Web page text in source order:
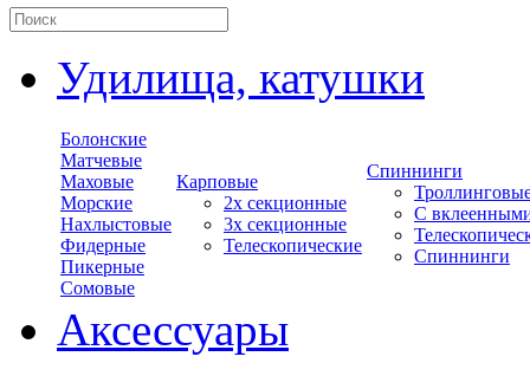
Удилища, катушки
Болонские
Матчевые
Маховые
Морские
Нахлыстовые
Фидерные
Пикерные
Сомовые
Карповые
2х секционные
3х секционные
Телескопические
Спиннинги
С
Спиннинги
Аксессуары